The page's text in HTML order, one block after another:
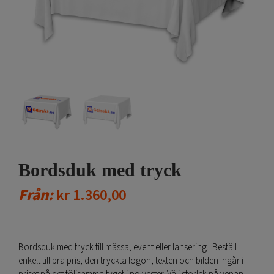
Bordsduk med tryck
Från:kr1.360,00
Bordsduk med tryck till mässa, event eller lansering. Beställ
enkelt till bra pris, den tryckta logon, texten och bilden ingår i